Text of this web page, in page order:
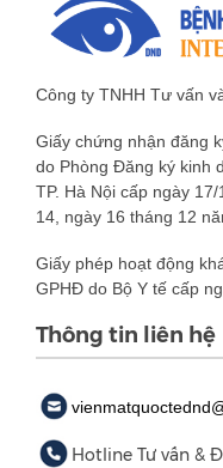
Công ty TNHH Tư vấn
Giấy chứng nhận đăng
do Phòng Đăng ký kinh
TP. Hà Nội cấp ngày
14, ngày 16 tháng 12
Giấy phép hoạt động
GPHĐ do Bộ Y tế cấp
Thông tin liên hệ
Hotline Tư vấn &